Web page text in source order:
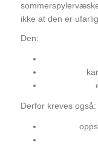
ikke at den er ufarlig.
Den:
Derfor kreves også: